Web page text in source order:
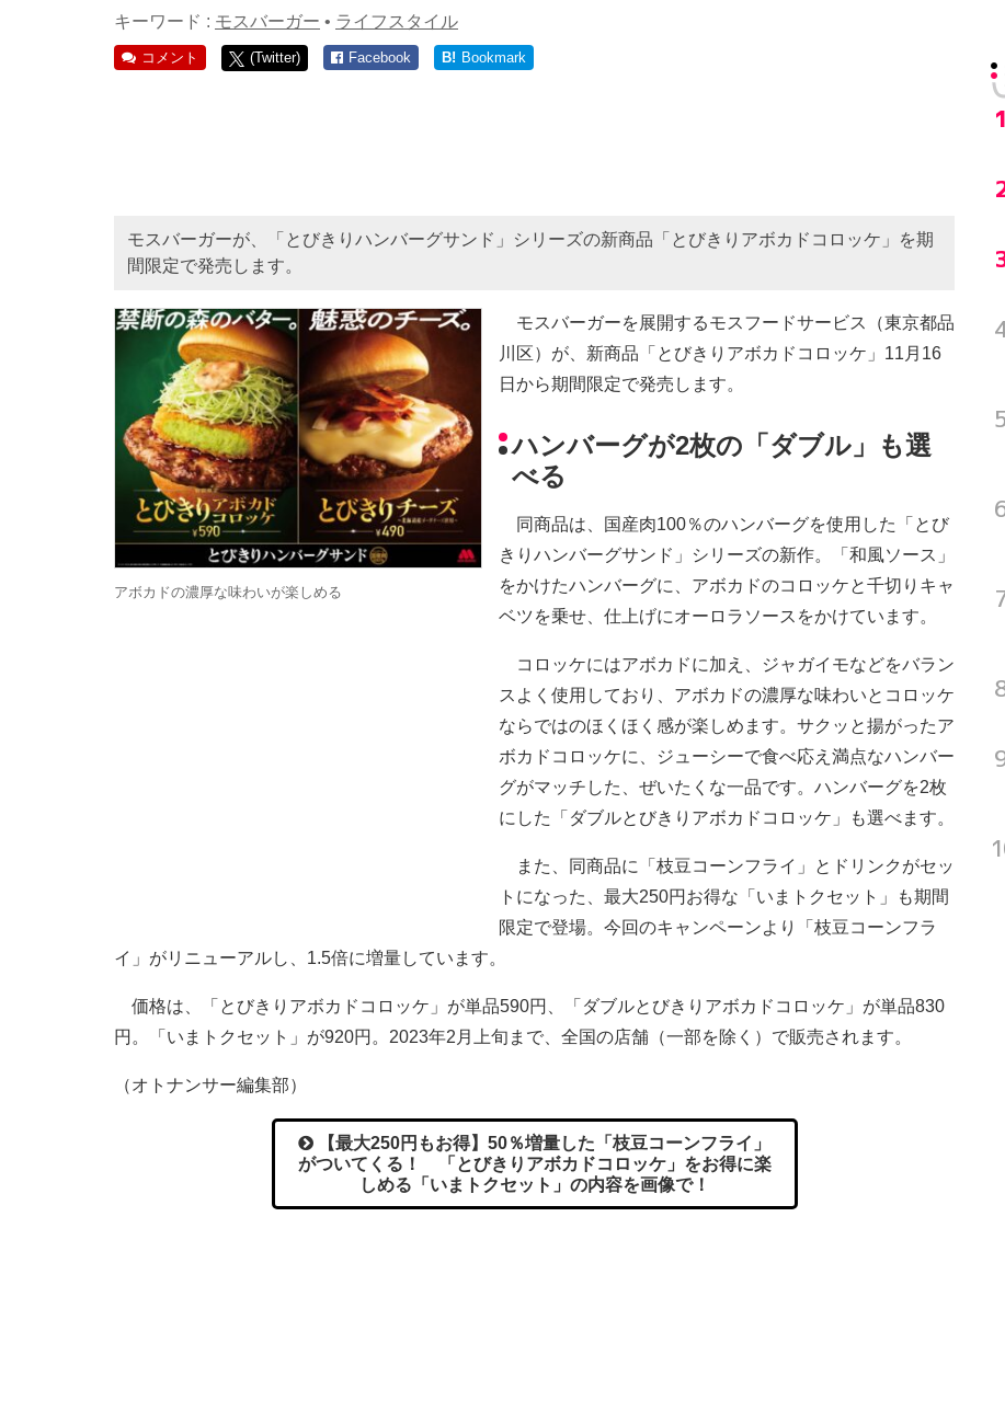
キーワード : モスバーガー • ライフスタイル
コメント (Twitter) Facebook B! Bookmark
モスバーガーが、「とびきりハンバーグサンド」シリーズの新商品「とびきりアボカドコロッケ」を期
間限定で発売します。
アボカドの濃厚な味わいが楽しめる
モスバーガーを展開するモスフードサービス（東京都品
川区）が、新商品「とびきりアボカドコロッケ」11月16
日から期間限定で発売します。
ハンバーグが2枚の「ダブル」も選
べる
同商品は、国産肉100％のハンバーグを使用した「とび
きりハンバーグサンド」シリーズの新作。「和風ソース」
をかけたハンバーグに、アボカドのコロッケと千切りキャ
ベツを乗せ、仕上げにオーロラソースをかけています。
コロッケにはアボカドに加え、ジャガイモなどをバラン
スよく使用しており、アボカドの濃厚な味わいとコロッケ
ならではのほくほく感が楽しめます。サクッと揚がったア
ボカドコロッケに、ジューシーで食べ応え満点なハンバー
グがマッチした、ぜいたくな一品です。ハンバーグを2枚
にした「ダブルとびきりアボカドコロッケ」も選べます。
また、同商品に「枝豆コーンフライ」とドリンクがセッ
トになった、最大250円お得な「いまトクセット」も期間
限定で登場。今回のキャンペーンより「枝豆コーンフラ
イ」がリニューアルし、1.5倍に増量しています。
価格は、「とびきりアボカドコロッケ」が単品590円、「ダブルとびきりアボカドコロッケ」が単品830
円。「いまトクセット」が920円。2023年2月上旬まで、全国の店舗（一部を除く）で販売されます。
（オトナンサー編集部）
【最大250円もお得】50％増量した「枝豆コーンフライ」
がついてくる！ 「とびきりアボカドコロッケ」をお得に楽
しめる「いまトクセット」の内容を画像で！